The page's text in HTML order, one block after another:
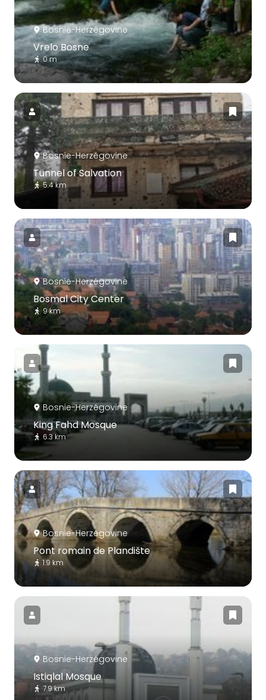
Bosnie-Herzégovine
Vrelo Bosne
0 m
Bosnie-Herzégovine
Tunnel of Salvation
5.4 km
Bosnie-Herzégovine
Bosmal City Center
9 km
Bosnie-Herzégovine
King Fahd Mosque
6.3 km
Bosnie-Herzégovine
Pont romain de Plandište
1.9 km
Bosnie-Herzégovine
Istiqlal Mosque
7.9 km